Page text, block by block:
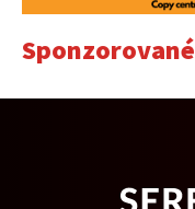
Sponzorované